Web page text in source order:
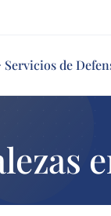
Servicios de